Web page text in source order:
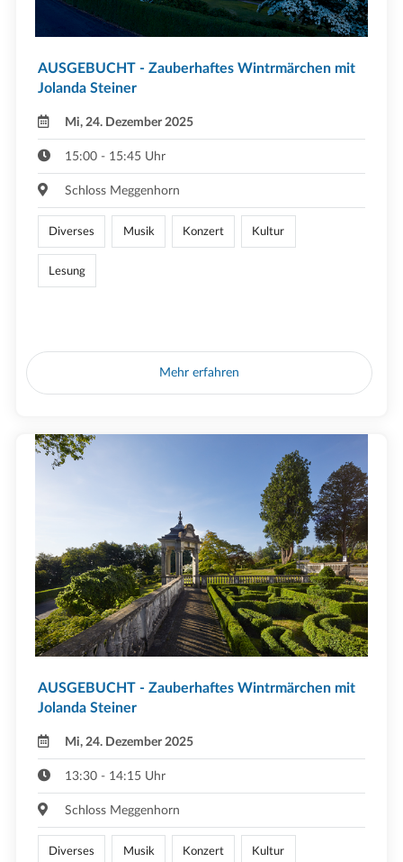
AUSGEBUCHT - Zauberhaftes Wintrmärchen mit
Jolanda Steiner
Mi, 24. Dezember 2025
15:00 - 15:45 Uhr
Schloss Meggenhorn
Diverses Musik Konzert Kultur
Lesung
Mehr erfahren
AUSGEBUCHT - Zauberhaftes Wintrmärchen mit
Jolanda Steiner
Mi, 24. Dezember 2025
13:30 - 14:15 Uhr
Schloss Meggenhorn
Diverses Musik Konzert Kultur